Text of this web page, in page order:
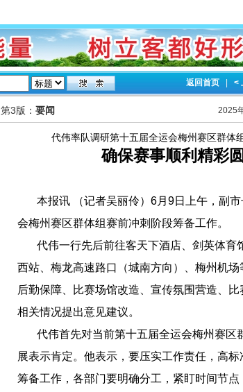
返回首页 <
第3版： 要闻 2025
代伟率队调研第十五届全运会梅州赛区群体
确保赛事顺利精彩
本报讯 （记者吴丽伶）6月9日上午，副
会梅州赛区群体组赛前冲刺阶段筹备工作。
代伟一行先后前往客天下酒店、剑英体育
西站、梅龙高速路口（城南方向）、梅州机场
后勤保障、比赛场馆改造、宣传氛围营造、
相关情况提出意见建议。
代伟首先对当前第十五届全运会梅州赛区
展表示肯定。他表示，要压实工作责任，高
筹备工作，各部门要明确分工，紧盯时间节